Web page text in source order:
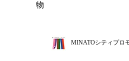
物
MINATOシティプロ